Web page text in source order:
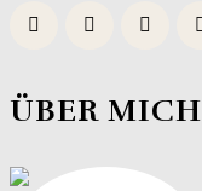
ÜBER MICH